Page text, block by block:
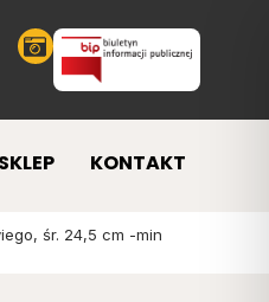
SKLEP KONTAKT
śr. 24,5 cm -min